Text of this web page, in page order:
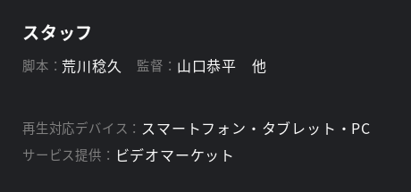
スタッフ
脚本： 荒川稔久 監督： 山口恭平 他
再生対応デバイス： スマートフォン・タブレット・PC
サービス提供： ビデオマーケット